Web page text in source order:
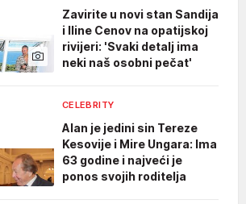
Zavirite u novi stan Sandija
i Iline Cenov na opatijskoj
rivijeri: 'Svaki detalj ima
neki naš osobni pečat'
CELEBRITY
Alan je jedini sin Tereze
Kesovije i Mire Ungara: Ima
63 godine i najveći je
ponos svojih roditelja